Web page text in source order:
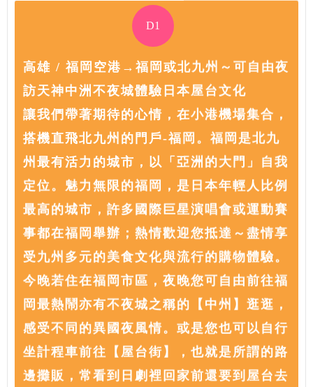
D1
高雄 / 福岡空港→福岡或北九州～可自由夜
訪天神中洲不夜城體驗日本屋台文化
讓我們帶著期待的心情，在小港機場集合，
搭機直飛北九州的門戶-福岡。福岡是北九
州最有活力的城市，以「亞洲的大門」自我
定位。魅力無限的福岡，是日本年輕人比例
最高的城市，許多國際巨星演唱會或運動賽
事都在福岡舉辦；熱情歡迎您抵達～盡情享
受九州多元的美食文化與流行的購物體驗。
今晚若住在福岡市區，夜晚您可自由前往福
岡最熱鬧亦有不夜城之稱的【中州】逛逛，
感受不同的異國夜風情。或是您也可以自行
坐計程車前往【屋台街】，也就是所謂的路
邊攤販，常看到日劇裡回家前還要到屋台去